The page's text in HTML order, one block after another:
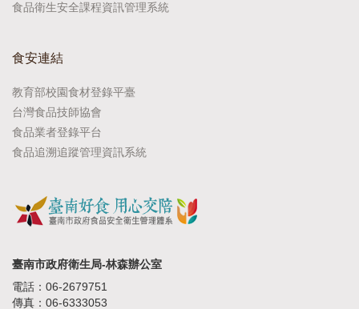
食品衛生安全課程資訊管理系統
食安連結
教育部校園食材登錄平臺
台灣食品技師協會
食品業者登錄平台
食品追溯追蹤管理資訊系統
臺南市政府衛生局-林森辦公室
電話：06-2679751
傳真：06-6333053